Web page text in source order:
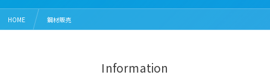
HOME 鋼材販売
Information